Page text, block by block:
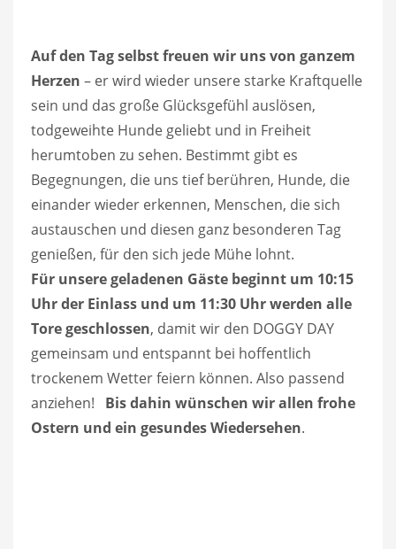
Auf den Tag selbst freuen wir uns von ganzem
Herzen – er wird wieder unsere starke Kraftquelle
sein und das große Glücksgefühl auslösen,
todgeweihte Hunde geliebt und in Freiheit
herumtoben zu sehen. Bestimmt gibt es
Begegnungen, die uns tief berühren, Hunde, die
einander wieder erkennen, Menschen, die sich
austauschen und diesen ganz besonderen Tag
genießen, für den sich jede Mühe lohnt.
Für unsere geladenen Gäste beginnt um 10:15
Uhr der Einlass und um 11:30 Uhr werden alle
Tore geschlossen, damit wir den DOGGY DAY
gemeinsam und entspannt bei hoffentlich
trockenem Wetter feiern können. Also passend
anziehen! Bis dahin wünschen wir allen frohe
Ostern und ein gesundes Wiedersehen.